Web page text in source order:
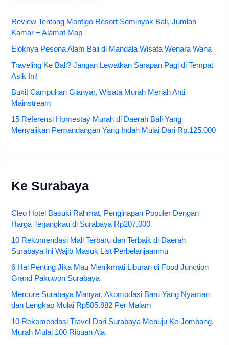
Review Tentang Montigo Resort Seminyak Bali, Jumlah
Kamar + Alamat Map
Eloknya Pesona Alam Bali di Mandala Wisata Wenara Wana
Traveling Ke Bali? Jangan Lewatkan Sarapan Pagi di Tempat
Asik Ini!
Bukit Campuhan Gianyar, Wisata Murah Meriah Anti
Mainstream
15 Referensi Homestay Murah di Daerah Bali Yang
Menyajikan Pemandangan Yang Indah Mulai Dari Rp.125.000
Ke Surabaya
Cleo Hotel Basuki Rahmat, Penginapan Populer Dengan
Harga Terjangkau di Surabaya Rp207.000
10 Rekomendasi Mall Terbaru dan Terbaik di Daerah
Surabaya Ini Wajib Masuk List Perbelanjaanmu
6 Hal Penting Jika Mau Menikmati Liburan di Food Junction
Grand Pakuwon Surabaya
Mercure Surabaya Manyar, Akomodasi Baru Yang Nyaman
dan Lengkap Mulai Rp585.882 Per Malam
10 Rekomendasi Travel Dari Surabaya Menuju Ke Jombang,
Murah Mulai 100 Ribuan Aja